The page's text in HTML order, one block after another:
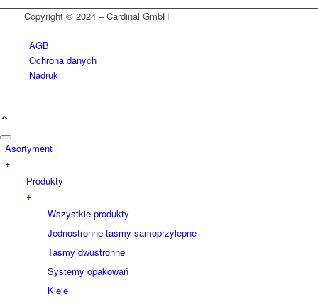
Copyright © 2024 – Cardinal GmbH
AGB
Ochrona danych
Nadruk
Asortyment
+
Produkty
+
Wszystkie produkty
Jednostronne taśmy samoprzylepne
Taśmy dwustronne
Systemy opakowań
Kleje